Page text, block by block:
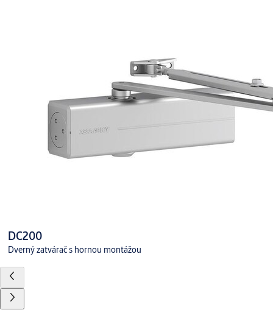
DC200
Dverný zatvárač s hornou montážou